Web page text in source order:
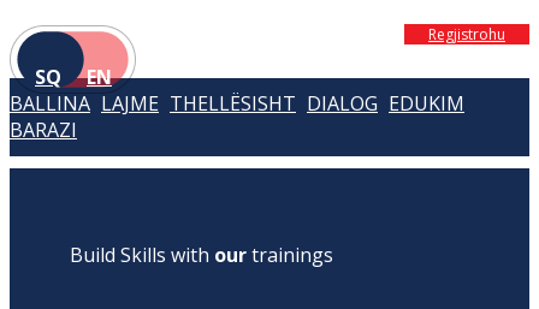
SQ EN
Regjistrohu
BALLINA LAJME THELLËSISHT DIALOG EDUKIM
BARAZI
Build Skills with ourtrainings